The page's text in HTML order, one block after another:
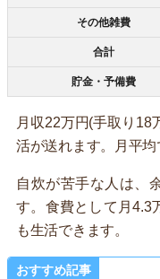
その他雑費
合計
貯金・予備費
月収22万円(手取り18
活が送れます。月平均
自炊が苦手な人は、
す。食費として月4.3
も生活できます。
おすすめ記事